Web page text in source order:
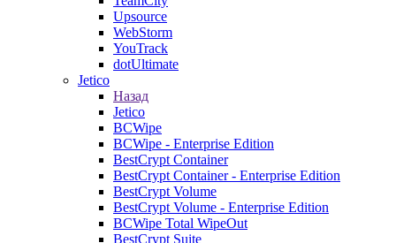
Upsource
WebStorm
YouTrack
dotUltimate
Jetico
Назад
Jetico
BCWipe
BCWipe - Enterprise Edition
BestCrypt Container
BestCrypt Container - Enterprise Edition
BestCrypt Volume
BestCrypt Volume - Enterprise Edition
BCWipe Total WipeOut
BestCrypt Suite